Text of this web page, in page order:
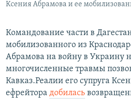
Ксения Абрамова и ее
Командование части в
мобилизованного из
Абрамова на войну в Украину
многочисленные травмы
Кавказ.Реалии его супруга
ефрейтора добилась